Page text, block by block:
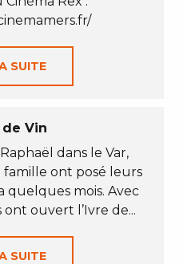
SUITE
de Vin
dans le Var,
ont posé leurs
quelques mois. Avec
ont ouvert l’Ivre de...
SUITE